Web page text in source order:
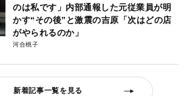
のは私です」内部通報した元従業員が明
かす“その後”と激震の吉原「次はどの店
がやられるのか」
河合桃子
新着記事一覧を見る